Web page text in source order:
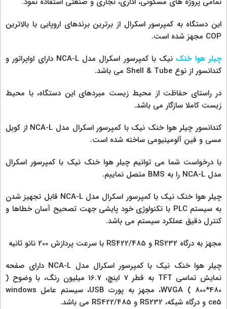
این دستگاه به کمپرسور اسکرال از برترین برندهای اروپایی با بالاترین
COP مجهز شده است.
چیلر هوا خنک
نیک با کمپرسور اسکرال مدل NCA-L دارای اواپراتور و
کندانسور از نوع Shell & Tube می باشد.
در راستای حفاظت از محیط زیست مبردهای این دستگاه، با محیط
زیست کاملا سازگار می باشد.
کندانسور چیلر هوا خنک نیک با کمپرسور اسکرال مدل NCA-L از کویل
مسی و فین آلومینیومی ساخته شده است.
با درخواست شما می توانیم چیلر هوا خنک نیک با کمپرسور اسکرال
مدل NCA-L را به BMS متصل نماییم.
چیلر هوا خنک نیک با کمپرسور اسکرال مدل NCA-L قابل تجهیز شدن
به سیستم PLC با تکنولوژی خود پایشی جهت تصحیح آسان خطاها و
کنترل دقیق عملکرد سیستم می باشد.
مجهز به درگاه RS232 و RS422/485 با سرعت پردازش 200 نانو ثانیه
چیلر هوا خنک نیک با کمپرسور اسکرال مدل NCA-L دارای صفحه
نمایش تماسی TFT به قطر 7 اینچ، 16.7 میلیون رنگ، با وضوح (
480*800 ) WVGA، مجهز به پورت USB، سیستم عامل windows
ce5 و درگاه شبکه، RS232 و RS422/485 می باشد.